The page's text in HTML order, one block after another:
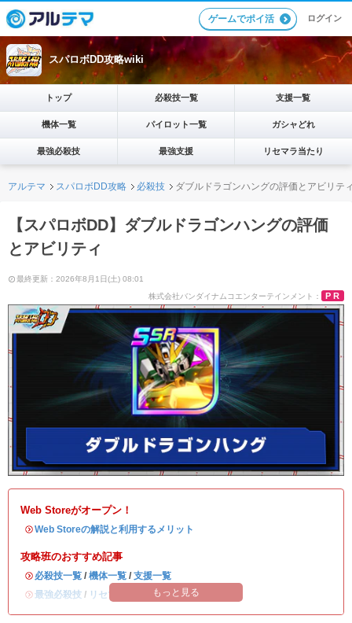
ゲームでポイ活 ログイン
スパロボDD攻略wiki
トップ 必殺技一覧 支援一覧
機体一覧 パイロット一覧 ガシャどれ
最強必殺技 最強支援 リセマラ当たり
アルテマ スパロボDD攻略 必殺技 ダブルドラゴンハングの評価とアビリテ
【スパロボDD】ダブルドラゴンハングの評価
とアビリティ
最終更新：2026年8月1日(土) 08:01
PR
Web Storeがオープン！
・Web Storeの解説と利用するメリット
攻略班のおすすめ記事
・ 必殺技一覧 / 機体一覧 / 支援一覧
・最強必殺技 / リセマラ当たりランキング
もっと見る